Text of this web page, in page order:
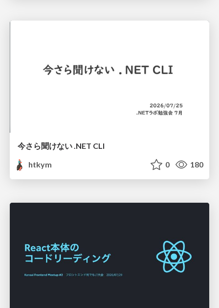
今さら聞けない .NET CLI
htkym
0 180